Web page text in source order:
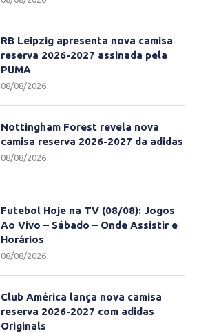
RB Leipzig apresenta nova camisa
reserva 2026-2027 assinada pela
PUMA
08/08/2026
Nottingham Forest revela nova
camisa reserva 2026-2027 da adidas
08/08/2026
Futebol Hoje na TV (08/08): Jogos
Ao Vivo – Sábado – Onde Assistir e
Horários
08/08/2026
Club América lança nova camisa
reserva 2026-2027 com adidas
Originals